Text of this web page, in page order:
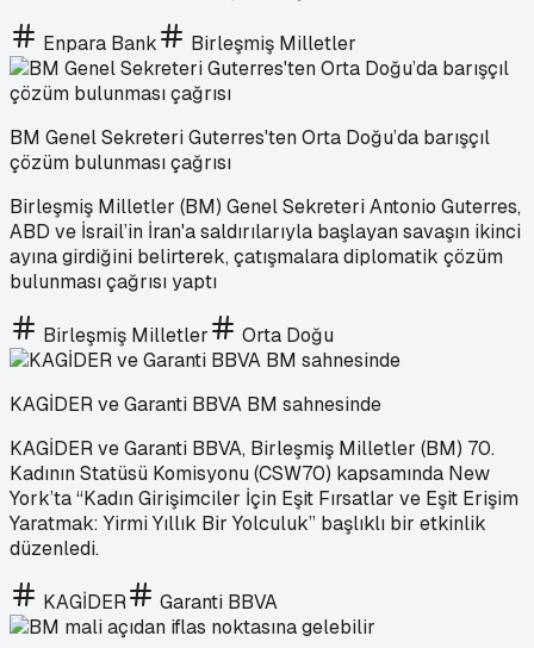
Enpara Bank Birleşmiş Milletler
BM Genel Sekreteri Guterres'ten Orta Doğu’da barışçıl
çözüm bulunması çağrısı
Birleşmiş Milletler (BM) Genel Sekreteri Antonio Guterres,
ABD ve İsrail’in İran'a saldırılarıyla başlayan savaşın ikinci
ayına girdiğini belirterek, çatışmalara diplomatik çözüm
bulunması çağrısı yaptı
Birleşmiş Milletler Orta Doğu
KAGİDER ve Garanti BBVA BM sahnesinde
KAGİDER ve Garanti BBVA, Birleşmiş Milletler (BM) 70.
Kadının Statüsü Komisyonu (CSW70) kapsamında New
York’ta “Kadın Girişimciler İçin Eşit Fırsatlar ve Eşit Erişim
Yaratmak: Yirmi Yıllık Bir Yolculuk” başlıklı bir etkinlik
düzenledi.
KAGİDER Garanti BBVA